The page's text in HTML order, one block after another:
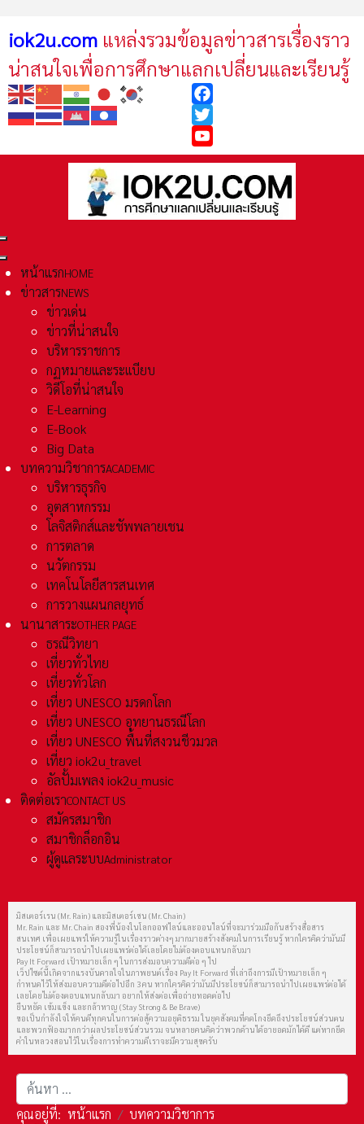
iok2u.com แหล่งรวมข้อมูลข่าวสารเรื่องราว
น่าสนใจเพื่อการศึกษาแลกเปลี่ยนและเรียนรู้
Facebook
Twitter
YouTube
หน้าแรกHOME
ข่าวสารNEWS
ข่าวเด่น
ข่าวที่น่าสนใจ
บริหารราชการ
กฏหมายและระเเบียบ
วิดีโอที่น่าสนใจ
E-Learning
E-Book
Big Data
บทความวิชาการACADEMIC
บริหารธุรกิจ
อุตสาหกรรม
โลจิสติกส์และชัพพลายเชน
การตลาด
นวัตกรรม
เทคโนโลยีสารสนเทศ
การวางแผนกลยุทธ์
นานาสาระOTHER PAGE
ธรณีวิทยา
เที่ยวทั่วไทย
เที่ยวทั่วโลก
เที่ยว UNESCO มรดกโลก
เที่ยว UNESCO อุทยานธรณีโลก
เที่ยว UNESCO พื้นที่สงวนชีวมวล
เที่ยว iok2u_travel
อัลปั้มเพลง iok2u_music
ติดต่อเราCONTACT US
สมัครสมาชิก
สมาชิกล็อกอิน
ผู้ดูแลระบบAdministrator
มิสเตอร์เรน (Mr. Rain) และมิสเตอร์เชน (Mr. Chain)
Mr. Rain และ Mr. Chain สองพี่น้องในโลกออฟไลน์และออนไลน์ที่จะมาร่วมมือกันสร้างสื่อสาร
สนเทศ เพื่อเผยแพร่ให้ความรู้ในเรื่องราวต่างๆ มากมายสร้างสังคมในการเรียนรู้ หากใครคิดว่ามันมี
ประโยชน์ก็สามารถนำไปเผยแพร่ต่อได้เลยโดยไม่ต้องตอบแทนกลับมา
Pay It Forward เป้าหมายเล็ก ๆ ในการส่งมอบความดีต่อ ๆ ไป
เว็ปไซต์นี้เกิดจากแรงบันดาลใจในภาพยนต์เรื่อง Pay It Forward ที่เล่าถึงการมีเป้าหมายเล็ก ๆ
กำหนดไว้ให้ส่งมอบความดีต่อไปอีก 3 คน หากใครคิดว่ามันมีประโยชน์ก็สามารถนำไปเผยแพร่ต่อได้
เลยโดยไม่ต้องตอบแทนกลับมา อยากให้ส่งต่อเพื่อถ่ายทอดต่อไป
ยืนหยัด เข้มแข็ง และกล้าหาญ (Stay Strong & Be Brave)
ขอเป็นกำลังใจให้คนดีทุกคนในการต่อสู้ความอยุติธรรม ในยุคสังคมที่คดโกงยึดถึงประโยชน์ส่วนตน
และพวกฟ้องมากกว่าผลประโยชน์ส่วนรวม จนหลายคนคิดว่าพวกด้านได้อายอดมักได้ดี แต่หากยึด
คำในหลวงสอนไว้ในเรื่องการทำความดีเราจะมีความสุขครับ
การค้นหา
คุณอยู่ที่: หน้าแรก
บทความวิชาการ